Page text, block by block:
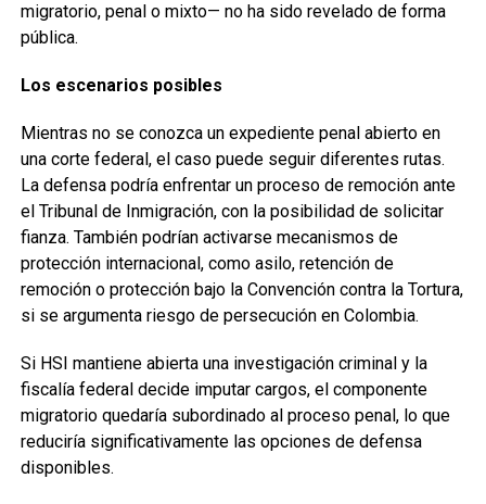
migratorio, penal o mixto— no ha sido revelado de forma
pública.
Los escenarios posibles
Mientras no se conozca un expediente penal abierto en
una corte federal, el caso puede seguir diferentes rutas.
La defensa podría enfrentar un proceso de remoción ante
el Tribunal de Inmigración, con la posibilidad de solicitar
fianza. También podrían activarse mecanismos de
protección internacional, como asilo, retención de
remoción o protección bajo la Convención contra la Tortura,
si se argumenta riesgo de persecución en Colombia.
Si HSI mantiene abierta una investigación criminal y la
fiscalía federal decide imputar cargos, el componente
migratorio quedaría subordinado al proceso penal, lo que
reduciría significativamente las opciones de defensa
disponibles.